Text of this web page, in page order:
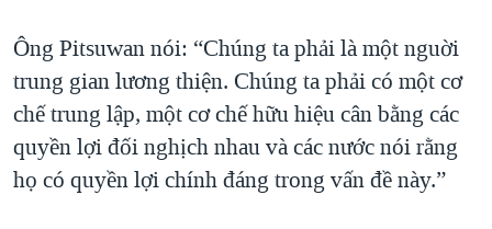
Ông Pitsuwan nói: “Chúng ta phải là một nguời
trung gian lương thiện. Chúng ta phải có một cơ
chế trung lập, một cơ chế hữu hiệu cân bằng các
quyền lợi đối nghịch nhau và các nước nói rằng
họ có quyền lợi chính đáng trong vấn đề này.”